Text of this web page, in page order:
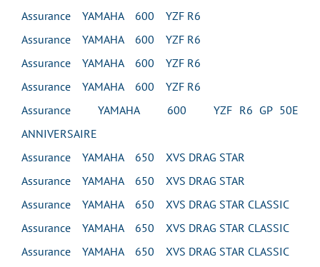
Assurance YAMAHA 600 YZF R6
Assurance YAMAHA 600 YZF R6
Assurance YAMAHA 600 YZF R6
Assurance YAMAHA 600 YZF R6
Assurance YAMAHA 600 YZF R6 GP 50E
ANNIVERSAIRE
Assurance YAMAHA 650 XVS DRAG STAR
Assurance YAMAHA 650 XVS DRAG STAR
Assurance YAMAHA 650 XVS DRAG STAR CLASSIC
Assurance YAMAHA 650 XVS DRAG STAR CLASSIC
Assurance YAMAHA 650 XVS DRAG STAR CLASSIC